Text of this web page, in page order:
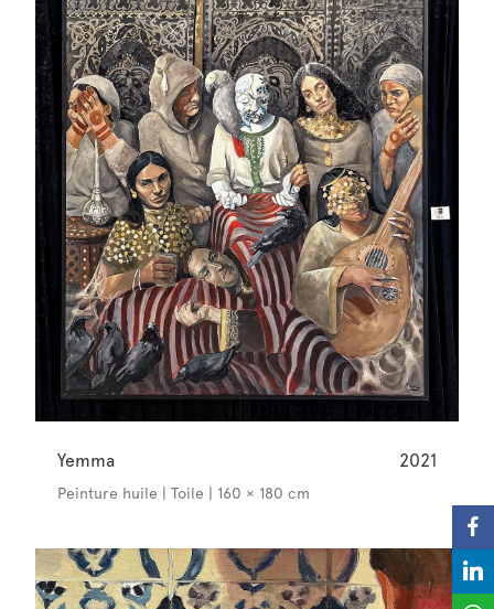
Yemma 2021
Peinture huile | Toile | 160 × 180 cm